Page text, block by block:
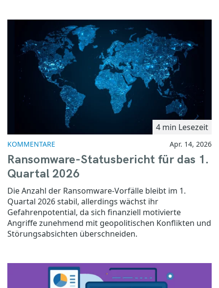
4 min Lesezeit
Apr. 14, 2026
KOMMENTARE
Ransomware-Statusbericht für das 1.
Quartal 2026
Die Anzahl der Ransomware-Vorfälle bleibt im 1.
Quartal 2026 stabil, allerdings wächst ihr
Gefahrenpotential, da sich finanziell motivierte
Angriffe zunehmend mit geopolitischen Konflikten und
Störungsabsichten überschneiden.